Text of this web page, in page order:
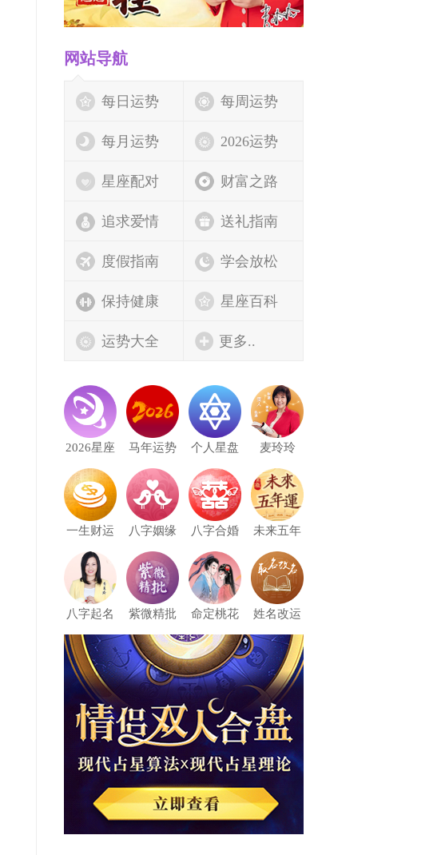
网站导航
每日运势 每周运势
每月运势 2026运势
星座配对 财富之路
追求爱情 送礼指南
度假指南 学会放松
保持健康 星座百科
运势大全 更多..
2026星座 马年运势 个人星盘 麦玲玲
一生财运 八字姻缘 八字合婚 未来五年
八字起名 紫微精批 命定桃花 姓名改运